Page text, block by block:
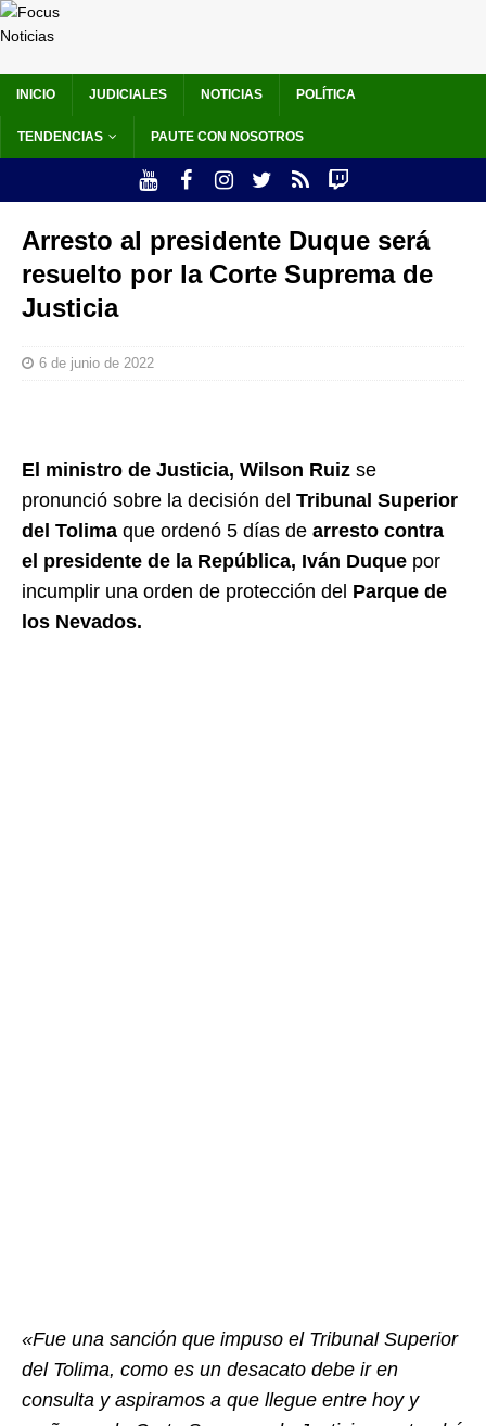
INICIO JUDICIALES NOTICIAS POLÍTICA
TENDENCIAS PAUTE CON NOSOTROS
Arresto al presidente Duque será
resuelto por la Corte Suprema de
Justicia
6 de junio de 2022
El ministro de Justicia, Wilson Ruiz se
pronunció sobre la decisión del Tribunal Superior
del Tolima que ordenó 5 días de arresto contra
el presidente de la República, Iván Duque por
incumplir una orden de protección del Parque de
los Nevados.
«Fue una sanción que impuso el Tribunal Superior
del Tolima, como es un desacato debe ir en
consulta y aspiramos a que llegue entre hoy y